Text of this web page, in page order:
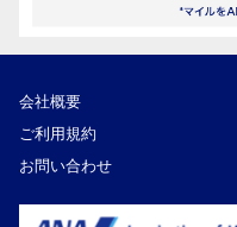
会社概要
ご利用規約
お問い合わせ